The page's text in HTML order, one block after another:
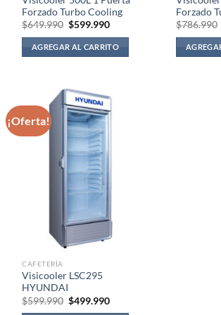
Forzado Turbo Cooling
$649.990 El
original
era:
$649.990.
$599.990El
actual
es:
$599.990.
AGREGAR AL CARRITO
Forzado
$786.990
¡Oferta!
CAFETERÍA
Visicooler LSC295
HYUNDAI
$599.990 El
precio
$499.990El